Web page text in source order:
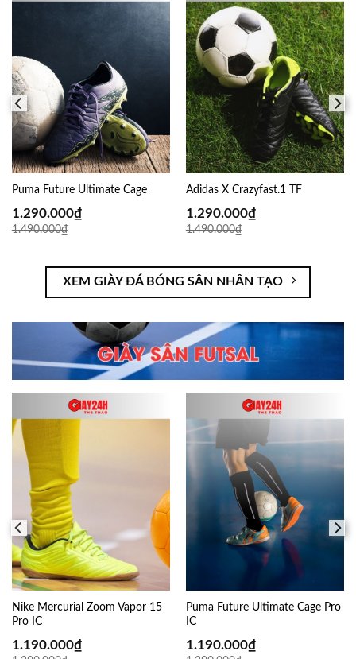
Puma Future Ultimate Cage
1.490.000₫
1.290.000₫
Adidas X Crazyfast.1 TF
1.490.000₫
1.290.000₫
XEM GIÀY ĐÁ BÓNG SÂN NHÂN TẠO
Nike Mercurial Zoom Vapor 15
Pro IC
1.190.000₫
Puma Future Ultimate Cage Pro
IC
1.190.000₫